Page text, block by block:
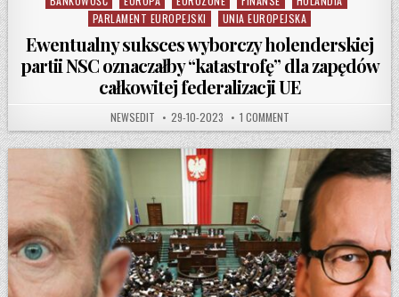
PARLAMENT EUROPEJSKI
UNIA EUROPEJSKA
Ewentualny suksces wyborczy holenderskiej
partii NSC oznaczałby “katastrofę” dla zapędów
całkowitej federalizacji UE
AUTHOR:
NEWSEDIT PUBLISHED DATE:
29-10-2023 1 COMMENTON EWENTUALNY